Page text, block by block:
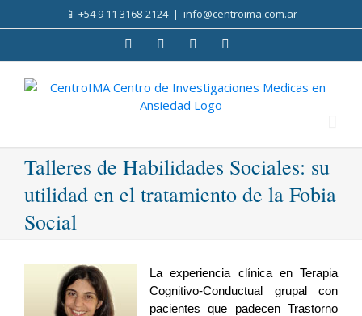
to
📱 +54 9 11 3168-2124 | info@centroima.com.ar
FacebookInstagramTwitter
Talleres de Habilidades Sociales: su
utilidad en el tratamiento de la Fobia
Social
La experiencia clínica en Terapia
Cognitivo-Conductual grupal con
pacientes que padecen Trastorno